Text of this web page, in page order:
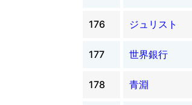
176 ジュリスト
177 世界銀行
178 青淵